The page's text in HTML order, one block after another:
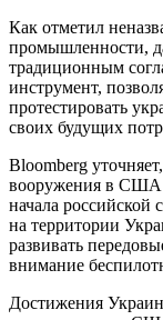
Как отметил
промышленности,
традиционным
инструмент,
протестировать
своих будущих
Bloomberg
вооружения в США
начала российской
на территории
развивать
внимание
Достижения